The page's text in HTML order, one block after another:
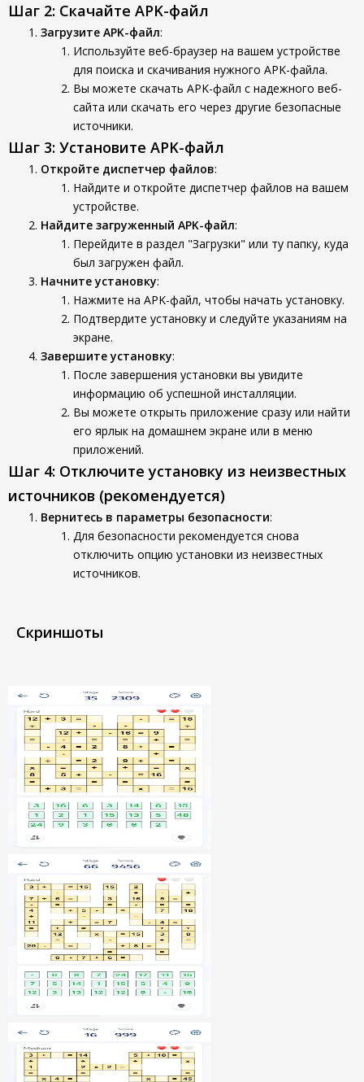
Шаг 2: Скачайте APK-файл
Загрузите APK-файл:
Используйте веб-браузер на вашем устройстве
для поиска и скачивания нужного APK-файла.
Вы можете скачать APK-файл с надежного веб-
сайта или скачать его через другие безопасные
источники.
Шаг 3: Установите APK-файл
Откройте диспетчер файлов:
Найдите и откройте диспетчер файлов на вашем
устройстве.
Найдите загруженный APK-файл:
Перейдите в раздел "Загрузки" или ту папку, куда
был загружен файл.
Начните установку:
Нажмите на APK-файл, чтобы начать установку.
Подтвердите установку и следуйте указаниям на
экране.
Завершите установку:
После завершения установки вы увидите
информацию об успешной инсталляции.
Вы можете открыть приложение сразу или найти
его ярлык на домашнем экране или в меню
приложений.
Шаг 4: Отключите установку из неизвестных
источников (рекомендуется)
Вернитесь в параметры безопасности:
Для безопасности рекомендуется снова
отключить опцию установки из неизвестных
источников.
Скриншоты